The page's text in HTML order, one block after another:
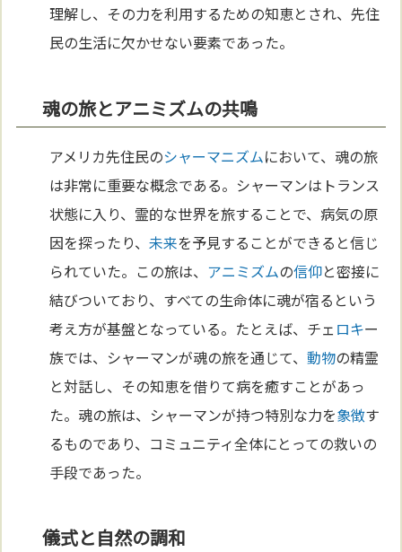
理解し、その力を利用するための知恵とされ、先住
民の生活に欠かせない要素であった。
魂の旅とアニミズムの共鳴
アメリカ先住民のシャーマニズムにおいて、魂の旅
は非常に重要な概念である。シャーマンはトランス
状態に入り、霊的な世界を旅することで、病気の原
因を探ったり、未来を予見することができると信じ
られていた。この旅は、 アニミズムの信仰と密接に
結びついており、すべての生命体に魂が宿るという
考え方が基盤となっている。たとえば、チェ ロキー
族では、シャーマンが魂の旅を通じて、動物の精霊
と対話し、その知恵を借りて病を癒すことがあっ
た。魂の旅は、シャーマンが持つ特別な力を象徴す
るものであり、コミュニティ全体にとっての救いの
手段であった。
儀式と自然の調和